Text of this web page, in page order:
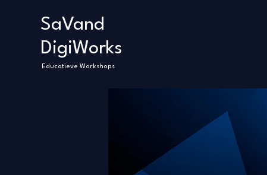
SaVand
DigiWorks
Educatieve Workshops